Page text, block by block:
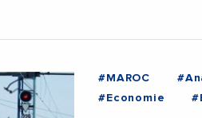
#MAROC
#Economie